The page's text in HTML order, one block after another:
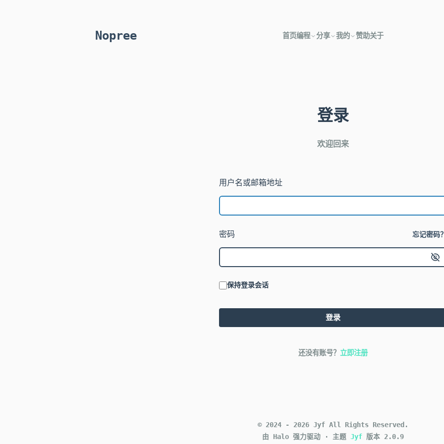
Nopree 首页编程 分享 我的 赞助关于
登录
欢迎回来
用户名或邮箱地址
密码 忘记密码
保持登录会话
登录
还没有账号？ 立即注册
© 2024 - 2026 Jyf All Rights Reserved.
由 Halo 强力驱动
· 主题 Jyf 版本 2.0.9